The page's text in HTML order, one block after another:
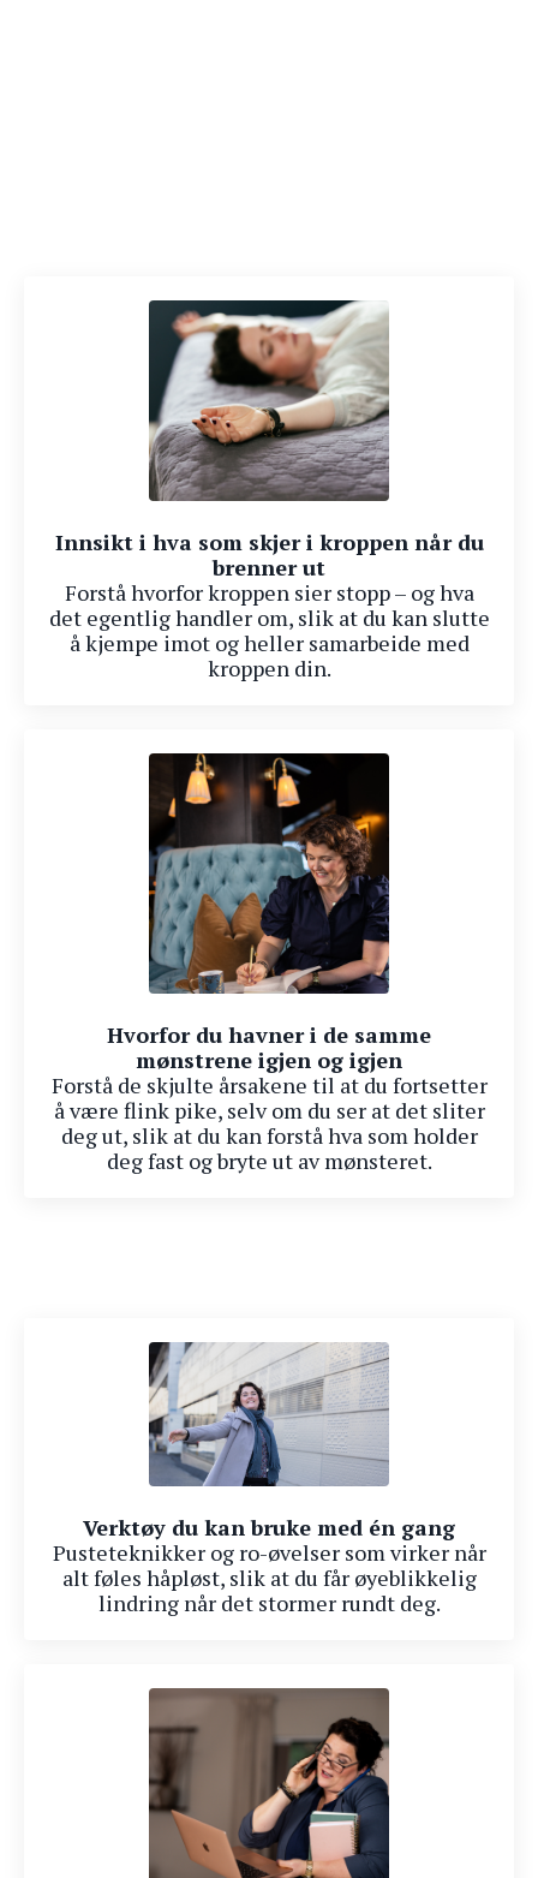
Innsikt i hva som skjer i kroppen når du
brenner ut
Forstå hvorfor kroppen sier stopp – og hva
det egentlig handler om, slik at du kan slutte
å kjempe imot og heller samarbeide med
kroppen din.
Hvorfor du havner i de samme
mønstrene igjen og igjen
Forstå de skjulte årsakene til at du fortsetter
å være flink pike, selv om du ser at det sliter
deg ut, slik at du kan forstå hva som holder
deg fast og bryte ut av mønsteret.
Verktøy du kan bruke med én gang
Pusteteknikker og ro-øvelser som virker når
alt føles håpløst, slik at du får øyeblikkelig
lindring når det stormer rundt deg.